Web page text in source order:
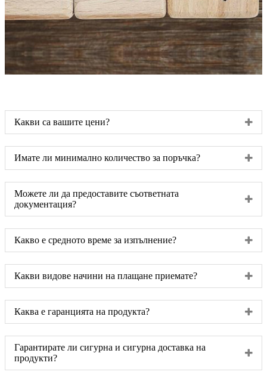
Какви са вашите цени?
Имате ли минимално количество за поръчка?
Можете ли да предоставите съответната
документация?
Какво е средното време за изпълнение?
Какви видове начини на плащане приемате?
Каква е гаранцията на продукта?
Гарантирате ли сигурна и сигурна доставка на
продукти?